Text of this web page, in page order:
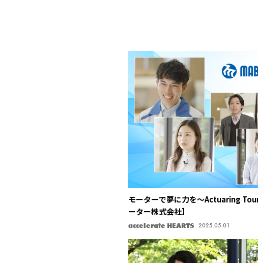
モーターで夢に力を〜Actuaring
ーター株式会社】
accelerate HEARTS 2025.05.01